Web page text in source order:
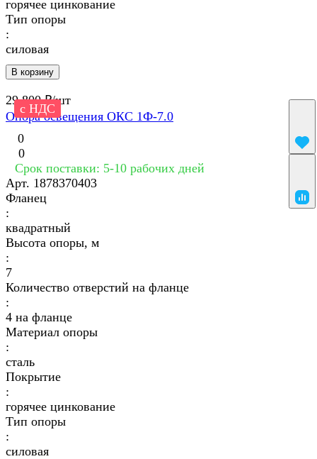
В корзину
горячее цинкование
Тип опоры
:
силовая
с НДС
29 800 ₽/шт
Опора освещения ОКС 1Ф-7.0
0
0
Срок поставки: 5-10 рабочих дней
Арт. 1878370403
Фланец
:
квадратный
Высота опоры, м
:
7
Количество отверстий на фланце
:
4 на фланце
Материал опоры
:
сталь
Покрытие
:
горячее цинкование
Тип опоры
:
силовая